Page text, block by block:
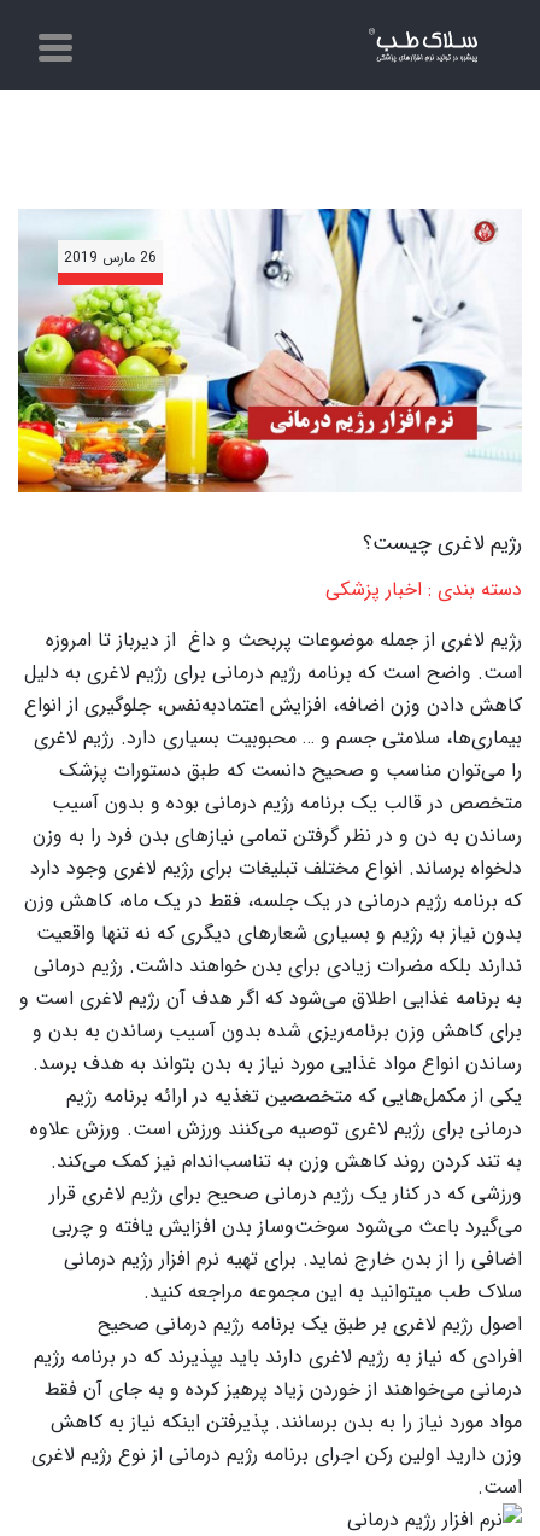
26 مارس 2019
رژیم لاغری چیست؟
دسته بندی : اخبار پزشکی
رژیم لاغری از جمله موضوعات پربحث و داغ از دیرباز تا امروزه
است. واضح است که برنامه رژیم درمانی برای رژیم لاغری به دلیل
کاهش دادن وزن اضافه، افزایش اعتمادبه‌نفس، جلوگیری از انواع
بیماری‌ها، سلامتی جسم و … محبوبیت بسیاری دارد. رژیم لاغری
را می‌توان مناسب و صحیح دانست که طبق دستورات پزشک
متخصص در قالب یک برنامه رژیم درمانی بوده و بدون آسیب
رساندن به دن و در نظر گرفتن تمامی نیازهای بدن فرد را به وزن
دلخواه برساند. انواع مختلف تبلیغات برای رژیم لاغری وجود دارد
که برنامه رژیم درمانی در یک جلسه، فقط در یک ماه، کاهش وزن
بدون نیاز به رژیم و بسیاری شعارهای دیگری که نه تنها واقعیت
ندارند بلکه مضرات زیادی برای بدن خواهند داشت. رژیم درمانی
به برنامه غذایی اطلاق می‌شود که اگر هدف آن رژیم لاغری است و
برای کاهش وزن برنامه‌ریزی شده بدون آسیب رساندن به بدن و
رساندن انواع مواد غذایی مورد نیاز به بدن بتواند به هدف برسد.
یکی از مکمل‌هایی که متخصصین تغذیه در ارائه برنامه رژیم
درمانی برای رژیم لاغری توصیه می‌کنند ورزش است. ورزش علاوه
به تند کردن روند کاهش وزن به تناسب‌اندام نیز کمک می‌کند.
ورزشی که در کنار یک رژیم درمانی صحیح برای رژیم لاغری قرار
می‌گیرد باعث می‌شود سوخت‌وساز بدن افزایش یافته و چربی
اضافی را از بدن خارج نماید. برای تهیه نرم افزار رژیم درمانی
سلاک طب میتوانید به این مجموعه مراجعه کنید.
اصول رژیم لاغری بر طبق یک برنامه رژیم درمانی صحیح
افرادی که نیاز به رژیم لاغری دارند باید بپذیرند که در برنامه رژیم
درمانی می‌خواهند از خوردن زیاد پرهیز کرده و به جای آن فقط
مواد مورد نیاز را به بدن برسانند. پذیرفتن اینکه نیاز به کاهش
وزن دارید اولین رکن اجرای برنامه رژیم درمانی از نوع رژیم لاغری
است.